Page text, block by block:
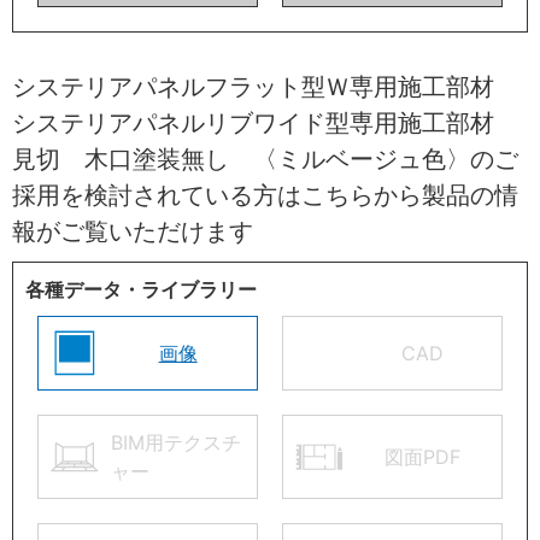
システリアパネルフラット型Ｗ専用施工部材
システリアパネルリブワイド型専用施工部材
見切 木口塗装無し 〈ミルベージュ色〉のご
採用を検討されている方はこちらから製品の情
報がご覧いただけます
各種データ・ライブラリー
画像 CAD
BIM用テクスチ
ャー
図面PDF